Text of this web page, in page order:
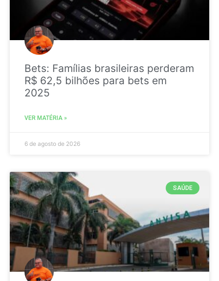
Bets: Famílias brasileiras perderam
R$ 62,5 bilhões para bets em
2025
VER MATÉRIA »
6 de agosto de 2026
SAÚDE